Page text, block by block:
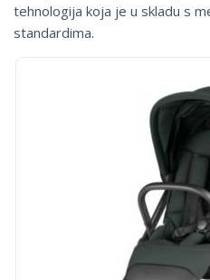
tehnologija koja je u skladu s
standardima.